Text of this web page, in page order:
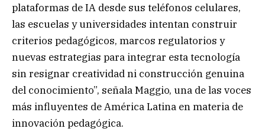
plataformas de IA desde sus teléfonos celulares,
las escuelas y universidades intentan construir
criterios pedagógicos, marcos regulatorios y
nuevas estrategias para integrar esta tecnología
sin resignar creatividad ni construcción genuina
del conocimiento”, señala Maggio, una de las voces
más influyentes de América Latina en materia de
innovación pedagógica.